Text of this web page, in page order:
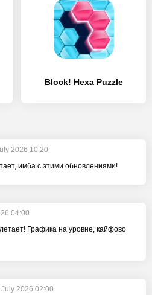
Block! Hexa Puzzle
2026 10:20
имба с этими обновлениями!
04:00
Графика на уровне, кайфово
July 2026 02:00